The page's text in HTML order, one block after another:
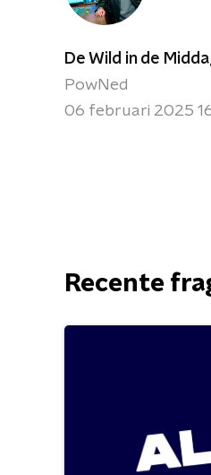
De Wild in de
PowNed
06 februari 2025
Recente